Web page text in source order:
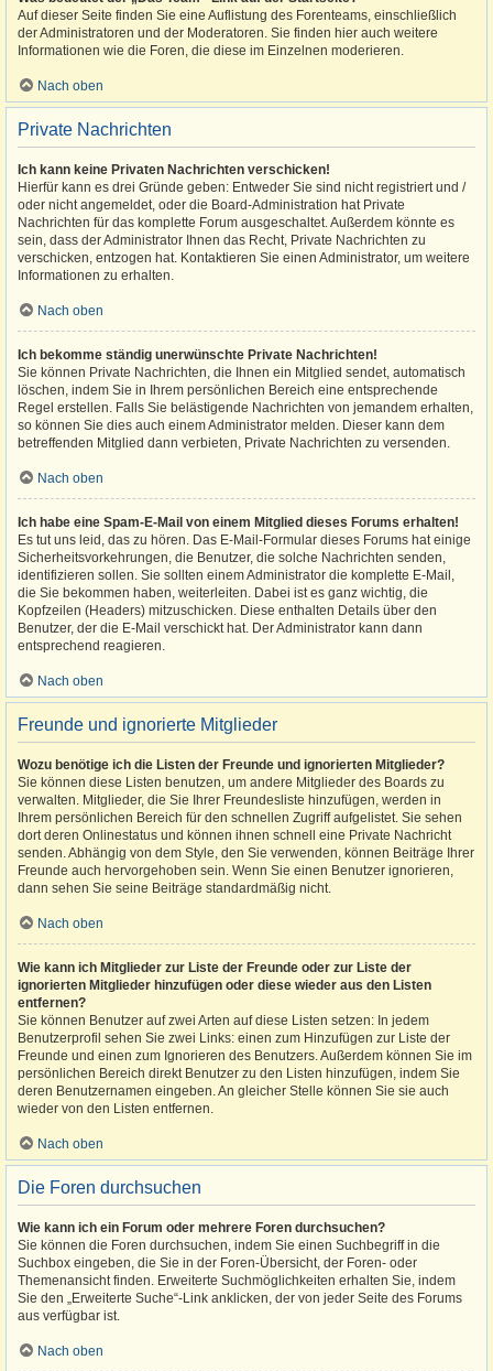
Auf dieser Seite finden Sie eine Auflistung des Forenteams, einschließlich
der Administratoren und der Moderatoren. Sie finden hier auch weitere
Informationen wie die Foren, die diese im Einzelnen moderieren.
Nach oben
Private Nachrichten
Ich kann keine Privaten Nachrichten verschicken!
Hierfür kann es drei Gründe geben: Entweder Sie sind nicht registriert und /
oder nicht angemeldet, oder die Board-Administration hat Private
Nachrichten für das komplette Forum ausgeschaltet. Außerdem könnte es
sein, dass der Administrator Ihnen das Recht, Private Nachrichten zu
verschicken, entzogen hat. Kontaktieren Sie einen Administrator, um weitere
Informationen zu erhalten.
Nach oben
Ich bekomme ständig unerwünschte Private Nachrichten!
Sie können Private Nachrichten, die Ihnen ein Mitglied sendet, automatisch
löschen, indem Sie in Ihrem persönlichen Bereich eine entsprechende
Regel erstellen. Falls Sie belästigende Nachrichten von jemandem erhalten,
so können Sie dies auch einem Administrator melden. Dieser kann dem
betreffenden Mitglied dann verbieten, Private Nachrichten zu versenden.
Nach oben
Ich habe eine Spam-E-Mail von einem Mitglied dieses Forums erhalten!
Es tut uns leid, das zu hören. Das E-Mail-Formular dieses Forums hat einige
Sicherheitsvorkehrungen, die Benutzer, die solche Nachrichten senden,
identifizieren sollen. Sie sollten einem Administrator die komplette E-Mail,
die Sie bekommen haben, weiterleiten. Dabei ist es ganz wichtig, die
Kopfzeilen (Headers) mitzuschicken. Diese enthalten Details über den
Benutzer, der die E-Mail verschickt hat. Der Administrator kann dann
entsprechend reagieren.
Nach oben
Freunde und ignorierte Mitglieder
Wozu benötige ich die Listen der Freunde und ignorierten Mitglieder?
Sie können diese Listen benutzen, um andere Mitglieder des Boards zu
verwalten. Mitglieder, die Sie Ihrer Freundesliste hinzufügen, werden in
Ihrem persönlichen Bereich für den schnellen Zugriff aufgelistet. Sie sehen
dort deren Onlinestatus und können ihnen schnell eine Private Nachricht
senden. Abhängig von dem Style, den Sie verwenden, können Beiträge Ihrer
Freunde auch hervorgehoben sein. Wenn Sie einen Benutzer ignorieren,
dann sehen Sie seine Beiträge standardmäßig nicht.
Nach oben
Wie kann ich Mitglieder zur Liste der Freunde oder zur Liste der
ignorierten Mitglieder hinzufügen oder diese wieder aus den Listen
entfernen?
Sie können Benutzer auf zwei Arten auf diese Listen setzen: In jedem
Benutzerprofil sehen Sie zwei Links: einen zum Hinzufügen zur Liste der
Freunde und einen zum Ignorieren des Benutzers. Außerdem können Sie im
persönlichen Bereich direkt Benutzer zu den Listen hinzufügen, indem Sie
deren Benutzernamen eingeben. An gleicher Stelle können Sie sie auch
wieder von den Listen entfernen.
Nach oben
Die Foren durchsuchen
Wie kann ich ein Forum oder mehrere Foren durchsuchen?
Sie können die Foren durchsuchen, indem Sie einen Suchbegriff in die
Suchbox eingeben, die Sie in der Foren-Übersicht, der Foren- oder
Themenansicht finden. Erweiterte Suchmöglichkeiten erhalten Sie, indem
Sie den „Erweiterte Suche“-Link anklicken, der von jeder Seite des Forums
aus verfügbar ist.
Nach oben